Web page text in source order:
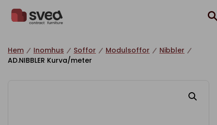
Hem Inomhus Soffor Modulsoffor
Nibbler
AD.NIBBLER Kurva/meter